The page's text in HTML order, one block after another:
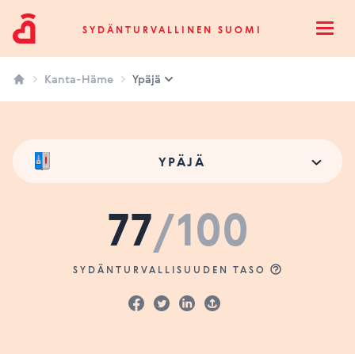
Sydänturvallinen SuomiSYDÄNTURVALLINEN SUOMI
Kanta-Häme Ypäjä
YPÄJÄ
77/100
SYDÄNTURVALLISUUDEN TASO